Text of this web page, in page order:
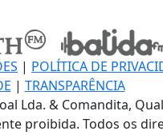
| POLÍTICA DE
| TRANSPARÊNCIA
Lda. & Comandita,
proibida. Todos os